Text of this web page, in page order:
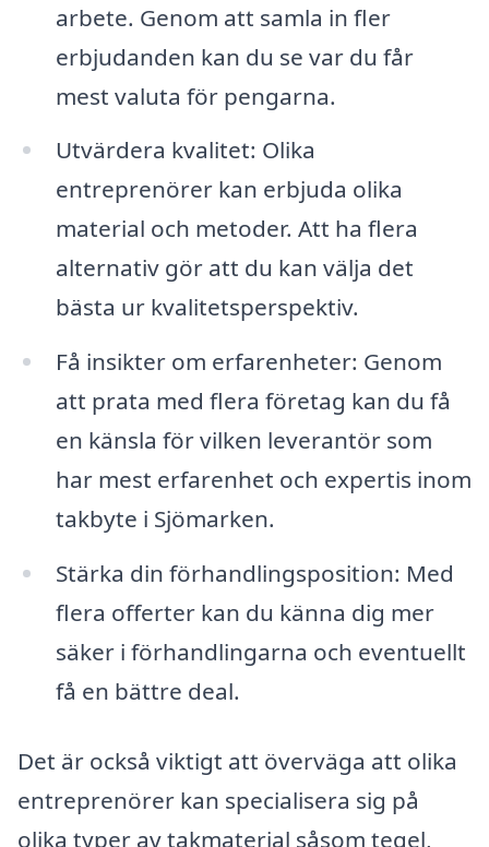
arbete. Genom att samla in fler
erbjudanden kan du se var du får
mest valuta för pengarna.
Utvärdera kvalitet: Olika
entreprenörer kan erbjuda olika
material och metoder. Att ha flera
alternativ gör att du kan välja det
bästa ur kvalitetsperspektiv.
Få insikter om erfarenheter: Genom
att prata med flera företag kan du få
en känsla för vilken leverantör som
har mest erfarenhet och expertis inom
takbyte i Sjömarken.
Stärka din förhandlingsposition: Med
flera offerter kan du känna dig mer
säker i förhandlingarna och eventuellt
få en bättre deal.
Det är också viktigt att överväga att olika
entreprenörer kan specialisera sig på
olika typer av takmaterial såsom tegel,